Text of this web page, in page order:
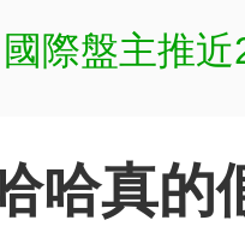
際盤主推
哈真的